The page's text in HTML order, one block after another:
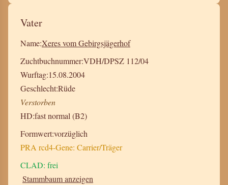
Vater
Name:Xeres vom Gebirgsjägerhof
Zuchtbuchnummer:VDH/DPSZ 112/04
Wurftag:15.08.2004
Geschlecht:Rüde
Verstorben
HD:fast normal (B2)
Formwert:vorzüglich
PRA rcd4-Gene: Carrier/Träger
CLAD: frei
Stammbaum anzeigen